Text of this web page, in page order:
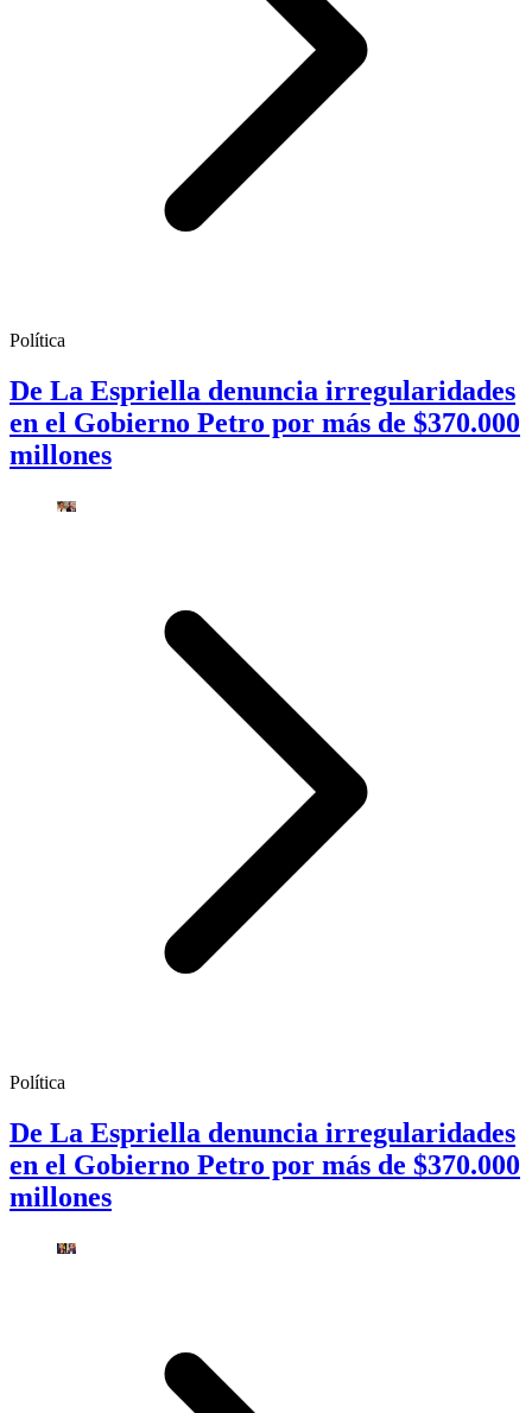
Política
De La Espriella denuncia irregularidades
en el Gobierno Petro por más de $370.000
millones
Política
De La Espriella denuncia irregularidades
en el Gobierno Petro por más de $370.000
millones